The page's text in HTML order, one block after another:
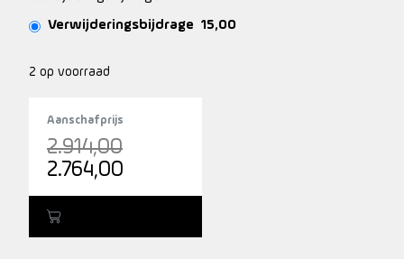
Verwijderingsbijdrage 15,00
2 op voorraad
Aanschafprijs
2.914,00Oorspronkelijke
prijs
was:
2.764,00
prijs
2.764,00.